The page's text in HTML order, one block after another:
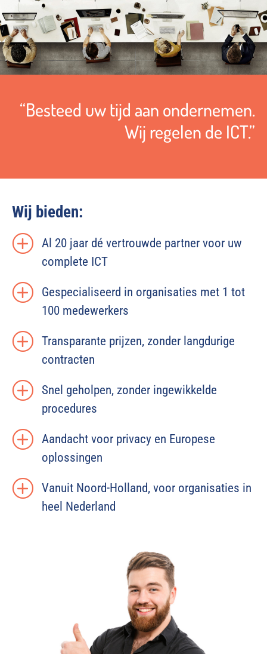
“Besteed uw tijd aan ondernemen.
Wij regelen de ICT.”
Wij bieden:
Al 20 jaar dé vertrouwde partner voor uw
complete ICT
Gespecialiseerd in organisaties met 1 tot
100 medewerkers
Transparante prijzen, zonder langdurige
contracten
Snel geholpen, zonder ingewikkelde
procedures
Aandacht voor privacy en Europese
oplossingen
Vanuit Noord-Holland, voor organisaties in
heel Nederland